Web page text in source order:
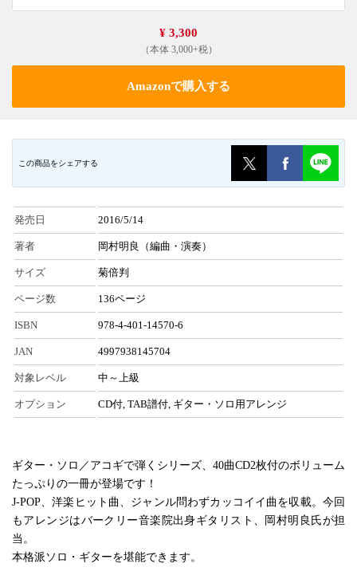
¥ 3,300
（本体 3,000+税）
Amazonで購入する
この商品をシェアする
発売日 2016/5/14
著者 岡村明良（編曲・演奏）
サイズ 菊倍判
ページ数 136ページ
ISBN 978-4-401-14570-6
JAN 4997938145704
対象レベル 中～上級
オプション CD付, TAB譜付, ギター・ソロ用アレンジ
ギター・ソロ／アコギで弾くシリーズ、40曲CD2枚付のボリューム
たっぷりの一冊が登場です！
J-POP、洋楽ヒット曲、ジャンル問わずカッコイイ曲を収載。今回
もアレンジはバークリー音楽院出身ギタリスト、岡村明良氏が担
当。
本格派ソロ・ギターを堪能できます。